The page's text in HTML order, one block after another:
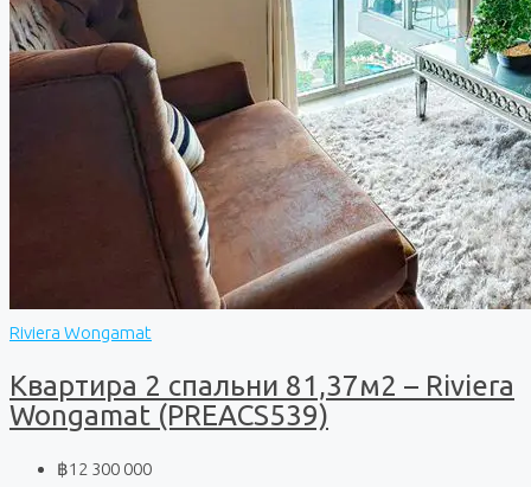
Riviera Wongamat
Квартира 2 спальни 81,37м2 – Riviera
Wongamat (PREACS539)
฿12 300 000